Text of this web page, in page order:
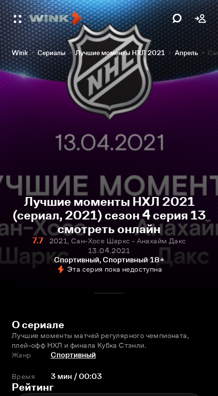
Wink Сериалы Лучшие моменты НХЛ 2021 Апрель
Лучшие моменты НХЛ 2021
(сериал, 2021) сезон 4 серия 13
смотреть онлайн
7.7
2021, Сан-Хосе Шаркс - Анахайм Дакс
13.04.2021
Спортивный, Спортивный 18+
Эта серия пока недоступна
О сериале
Лучшие моменты матчей регулярного чемпионата,
плей-офф НХЛ и финала Кубка Стэнли.
Жанр
Спортивный
Время 3 мин / 00:03
Рейтинг